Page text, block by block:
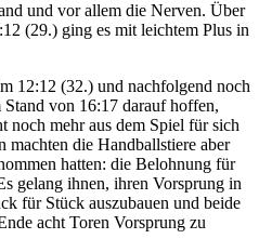
und vor allem die Nerven. Über
(29.) ging es mit leichtem Plus in
12:12 (32.) und nachfolgend noch
von 16:17 darauf hoffen,
noch mehr aus dem Spiel für sich
machten die Handballstiere aber
hatten: die Belohnung für
gelang ihnen, ihren Vorsprung in
für Stück auszubauen und beide
acht Toren Vorsprung zu